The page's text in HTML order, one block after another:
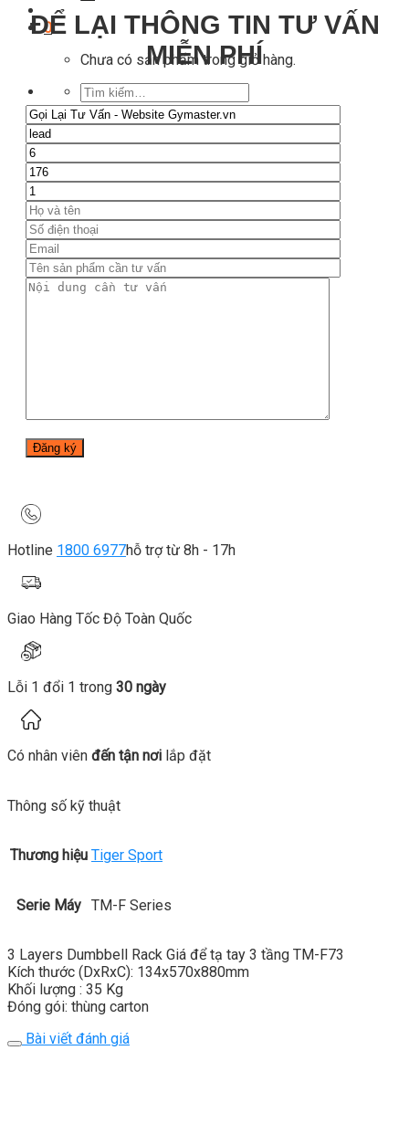
0
Chưa có sản phẩm trong giỏ hàng.
Tìm
kiếm:
0
Giỏ hàng
Chưa có sản phẩm trong giỏ hàng.
ĐỂ LẠI THÔNG TIN TƯ VẤN
MIỄN PHÍ
Hotline 1800 6977hỗ trợ từ 8h - 17h
Giao Hàng Tốc Độ Toàn Quốc
Lỗi 1 đổi 1 trong 30 ngày
Có nhân viên đến tận nơi lắp đặt
Thông số kỹ thuật
Thương hiệu Tiger Sport
Serie Máy TM-F Series
3 Layers Dumbbell Rack Giá để tạ tay 3 tầng TM-F73
Kích thước (DxRxC): 134x570x880mm
Khối lượng : 35 Kg
Đóng gói: thùng carton
Bài viết đánh giá